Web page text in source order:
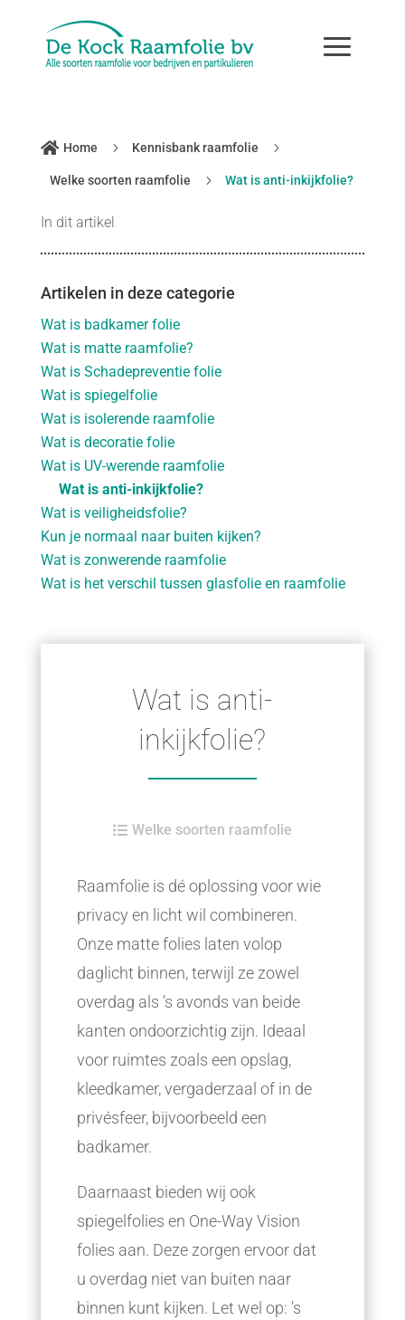
 Home 5 Kennisbank raamfolie 5
Welke soorten raamfolie 5 Wat is anti-inkijkfolie?
In dit artikel
Artikelen in deze categorie
Wat is badkamer folie
Wat is matte raamfolie?
Wat is Schadepreventie folie
Wat is spiegelfolie
Wat is isolerende raamfolie
Wat is decoratie folie
Wat is UV-werende raamfolie
Wat is anti-inkijkfolie?
Wat is veiligheidsfolie?
Kun je normaal naar buiten kijken?
Wat is zonwerende raamfolie
Wat is het verschil tussen glasfolie en raamfolie
Wat is anti-
inkijkfolie?
 Welke soorten raamfolie
Raamfolie is dé oplossing voor wie
privacy en licht wil combineren.
Onze matte folies laten volop
daglicht binnen, terwijl ze zowel
overdag als ’s avonds van beide
kanten ondoorzichtig zijn. Ideaal
voor ruimtes zoals een opslag,
kleedkamer, vergaderzaal of in de
privésfeer, bijvoorbeeld een
badkamer.
Daarnaast bieden wij ook
spiegelfolies en One-Way Vision
folies aan. Deze zorgen ervoor dat
u overdag niet van buiten naar
binnen kunt kijken. Let wel op: ’s